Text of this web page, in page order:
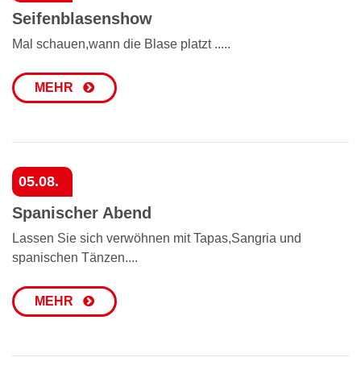
Seifenblasenshow
Mal schauen,wann die Blase platzt .....
MEHR
05.08.
Spanischer Abend
Lassen Sie sich verwöhnen mit Tapas,Sangria und
spanischen Tänzen....
MEHR